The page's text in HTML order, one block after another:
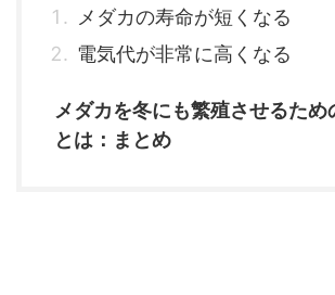
メダカの寿命が短くなる
電気代が非常に高くなる
メダカを冬にも繁殖させるため
とは：まとめ